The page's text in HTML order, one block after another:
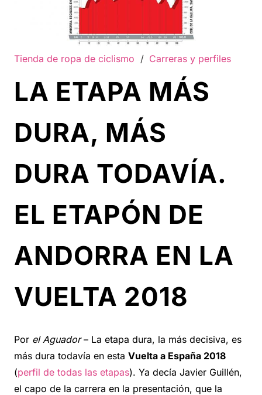
Tienda de ropa de ciclismo / Carreras y perfiles
LA ETAPA MÁS
DURA, MÁS
DURA TODAVÍA.
EL ETAPÓN DE
ANDORRA EN LA
VUELTA 2018
Por el Aguador– La etapa dura, la más decisiva, es
más dura todavía en esta Vuelta a España 2018
(perfil de todas las etapas). Ya decía Javier Guillén,
el capo de la carrera en la presentación, que la